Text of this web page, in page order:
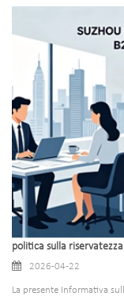
politica sulla riservatezza
2026-04-22
La presente Informativa